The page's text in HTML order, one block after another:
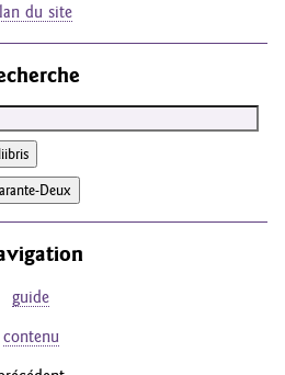
du site
guide
contenu